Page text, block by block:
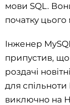
мови SQL.
початку
Інженер
припустив,
роздачі
для
виключно на